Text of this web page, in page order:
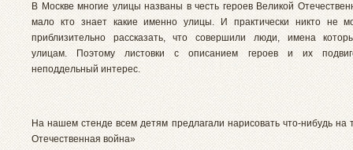
В Москве многие улицы названы в честь героев Великой
мало кто знает какие именно улицы. И практически никто не
приблизительно рассказать, что совершили люди, имена
улицам. Поэтому листовки с описанием героев и их
неподдельный интерес.
На нашем стенде всем детям предлагали нарисовать что-нибудь на
Отечественная война»